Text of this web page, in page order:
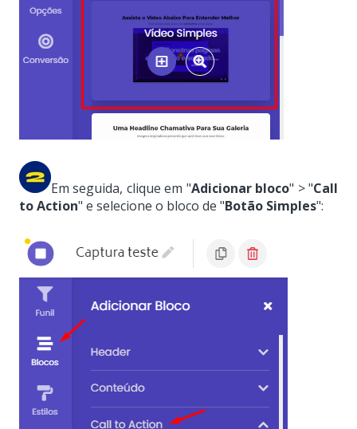
Em seguida, clique em "Adicionar bloco" > "Call
to Action" e selecione o bloco de "Botão Simples":